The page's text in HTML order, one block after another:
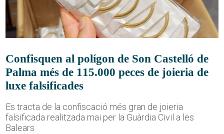
Confisquen al polígon de Son Castelló de
Palma més de 115.000 peces de joieria de
luxe falsificades
Es tracta de la confiscació més gran de joieria
falsificada realitzada mai per la Guàrdia Civil a les
Balears